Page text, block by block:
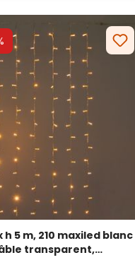
h 5 m, 210 maxiled blanc
transparent,